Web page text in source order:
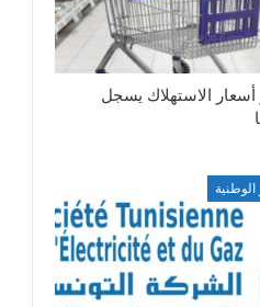
الاستهلاك يسجل
الوطنية